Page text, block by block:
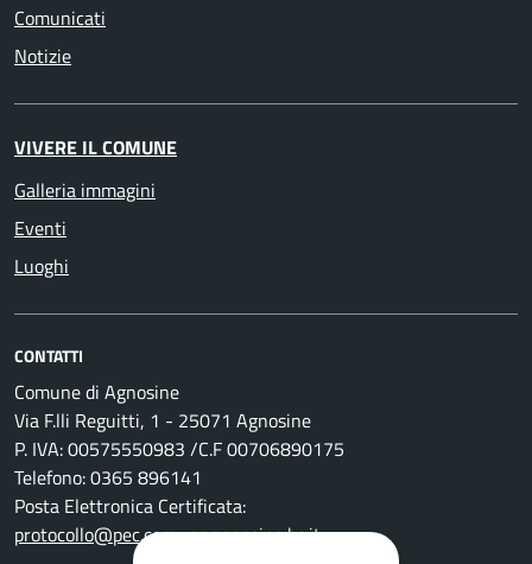
Comunicati
Notizie
VIVERE IL COMUNE
Galleria immagini
Eventi
Luoghi
CONTATTI
Comune di Agnosine
Via F.lli Reguitti, 1 - 25071 Agnosine
P. IVA: 00575550983 /C.F 00706890175
Telefono: 0365 896141
Posta Elettronica Certificata:
protocollo@pec.comune.agnosine.bs.it